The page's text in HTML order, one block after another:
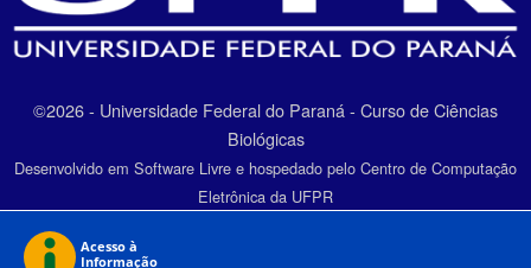
©2026 - Universidade Federal do Paraná - Curso de Ciências
Biológicas
Desenvolvido em Software Livre e hospedado pelo Centro de Computação
Eletrônica da UFPR